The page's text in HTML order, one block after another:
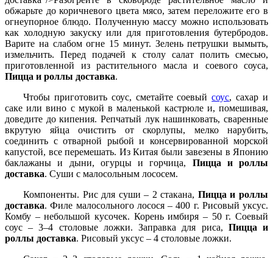
обжарьте до коричневого цвета мясо, затем переложите его в
огнеупорное блюдо. Полученную массу можно использовать
как холодную закуску или для приготовления бутербродов.
Варите на слабом огне 15 минут. Зелень петрушки вымыть,
измельчить. Перед подачей к столу салат полить смесью,
приготовленной из растительного масла и соевого соуса,
Пицца и роллы доставка.
Чтобы приготовить соус, сметайте соевыйсоус, сахар и
саке или вино с мукой в маленькой кастрюле и, помешивая,
доведите до кипения. Репчатый лук нашинковать, сваренные
вкрутую яйца очистить от скорлупы, мелко нарубить,
соединить с отварной рыбой и консервированной морской
капустой, все перемешать. Из Китая были завезены в Японию
баклажаны и дыни, огурцы и горчица, Пицца и роллы
доставка. Суши с малосольным лососем.
Компоненты. Рис для суши – 2 стакана, Пицца и роллы
доставка. Филе малосольного лосося – 400 г. Рисовый уксус.
Комбу – небольшой кусочек. Корень имбиря – 50 г. Соевый
соус – 3–4 столовые ложки. Заправка для риса, Пицца и
роллы доставка. Рисовый уксус – 4 столовые ложки.